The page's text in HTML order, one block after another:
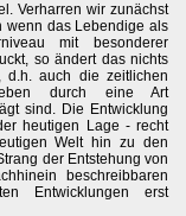
Verharren wir zunächst
wenn das Lebendige als
mit besonderer
so ändert das nichts
d.h. auch die zeitlichen
durch eine Art
sind. Die Entwicklung
heutigen Lage - recht
Welt hin zu den
der Entstehung von
beschreibbaren
Entwicklungen erst